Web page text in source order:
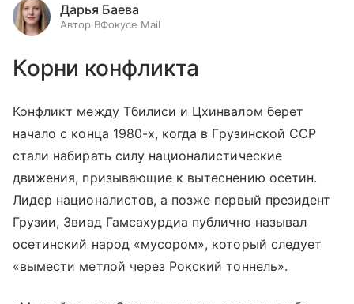
Дарья Баева
Автор ВФокусе Mail
Корни конфликта
Конфликт между Тбилиси и Цхинвалом берет
начало с конца 1980-х, когда в Грузинской ССР
стали набирать силу националистические
движения, призывающие к вытеснению осетин.
Лидер националистов, а позже первый президент
Грузии, Звиад Гамсахурдиа публично называл
осетинский народ «мусором», который следует
«вымести метлой через Рокский тоннель».